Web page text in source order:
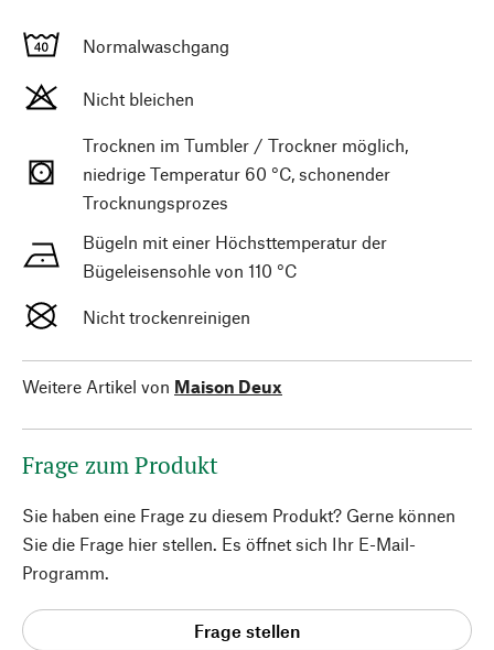
Normalwaschgang
Nicht bleichen
Trocknen im Tumbler / Trockner möglich,
niedrige Temperatur 60 °C, schonender
Trocknungsprozes
Bügeln mit einer Höchsttemperatur der
Bügeleisensohle von 110 °C
Nicht trockenreinigen
Weitere Artikel von Maison Deux
Frage zum Produkt
Sie haben eine Frage zu diesem Produkt? Gerne können
Sie die Frage hier stellen. Es öffnet sich Ihr E-Mail-
Programm.
Frage stellen